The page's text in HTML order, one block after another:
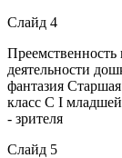
Слайд 4
Преемственность
деятельности
фантазия
класс С I младшей
- зрителя
Слайд 5